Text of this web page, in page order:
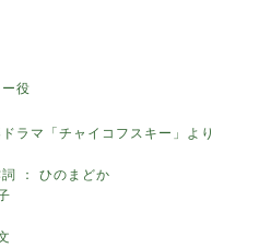
役
ラマ「チャイコフスキー」より
： ひのまどか